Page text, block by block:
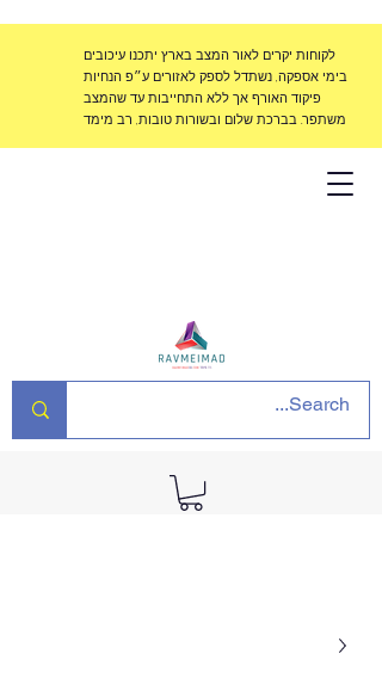
לקוחות יקרים לאור המצב בארץ יתכנו עיכובים
בימי אספקה, נשתדל לספק לאזורים ע״פ הנחיות
פיקוד האורף אך ללא התחייבות עד שהמצב
משתפר. בברכת שלום ובשורות טובות, רב מימד